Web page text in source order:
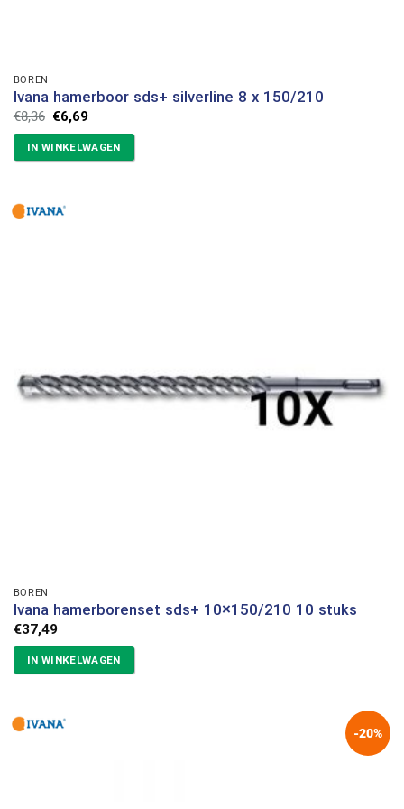
BOREN
Ivana hamerboor sds+ silverline 8 x 150/210
€8,36 Oorspronkelijke
prijs
was:
€8,36.
€6,69Huidige
is:
€6,69.
IN WINKELWAGEN
BOREN
Ivana hamerborenset sds+ 10×150/210 10 stuks
€37,49
IN WINKELWAGEN
-20%